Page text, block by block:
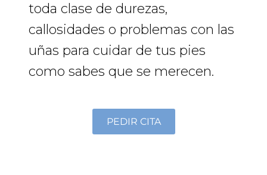
toda clase de durezas,
callosidades o problemas con las
uñas para cuidar de tus pies
como sabes que se merecen.
PEDIR CITA